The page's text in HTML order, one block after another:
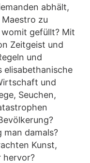
abhält,
zu
womit gefüllt? Mit
Zeitgeist und
und
elisabethanische
und
Seuchen,
damals?
Kunst,
hervor?